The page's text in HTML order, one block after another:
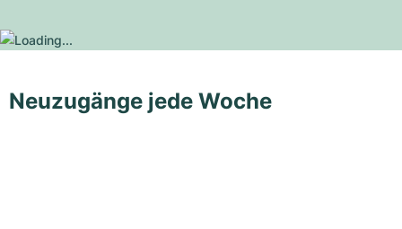
Neuzugänge jede Woche